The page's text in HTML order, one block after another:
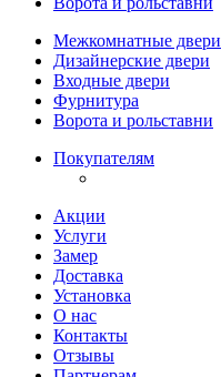
Межкомнатные двери
Дизайнерские двери
Входные двери
Фурнитура
Ворота и рольставни
Покупателям
Акции
Услуги
Замер
Доставка
Установка
О нас
Контакты
Отзывы